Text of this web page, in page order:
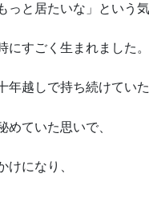
と居たいな」という気
にすごく生まれました。
越しで持ち続けていた
ていた思いで、
になり、